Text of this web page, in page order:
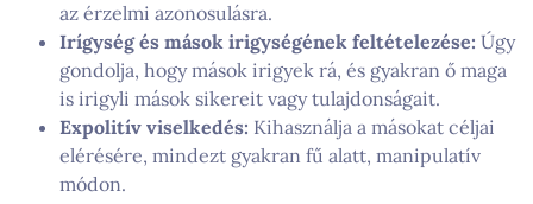
az érzelmi azonosulásra.
Irígység és mások irigységének feltételezése: Úgy
gondolja, hogy mások irigyek rá, és gyakran ő maga
is irigyli mások sikereit vagy tulajdonságait.
Expolitív viselkedés: Kihasználja a másokat céljai
elérésére, mindezt gyakran fű alatt, manipulatív
módon.